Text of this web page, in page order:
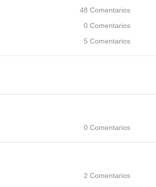
48 Comentarios
0 Comentarios
5 Comentarios
0 Comentarios
2 Comentarios